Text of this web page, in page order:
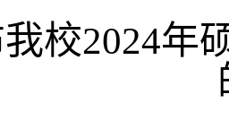
校2024年